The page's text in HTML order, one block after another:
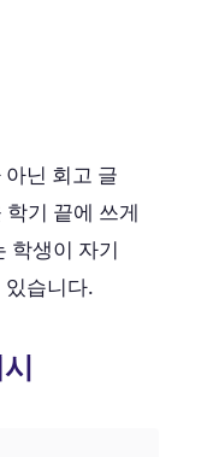
닌 회고 글
기 끝에 쓰게
학생이 자기
있습니다.